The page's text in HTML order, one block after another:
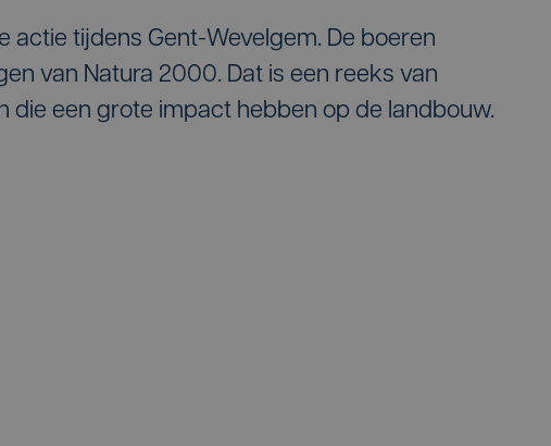
actie tijdens Gent-Wevelgem. De boeren
van Natura 2000. Dat is een reeks van
die een grote impact hebben op de landbouw.